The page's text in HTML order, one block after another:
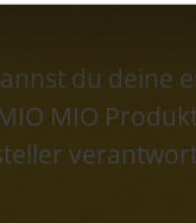
du deine
MIO